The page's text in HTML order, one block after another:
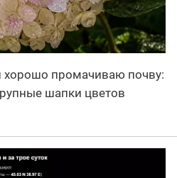
промачиваю почву:
шапки цветов